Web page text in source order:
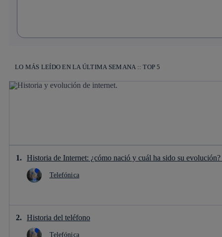
LO MÁS LEÍDO EN LA ÚLTIMA SEMANA :: TOP 5
Historia de Internet: ¿cómo nació y cuál ha sido su
Telefónica
Historia del teléfono
Telefónica